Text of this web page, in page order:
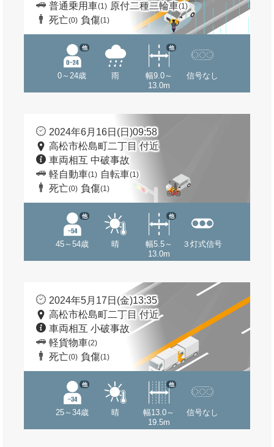
普通乗用車(1) 原付二種二輪車(1)
死亡(0) 負傷(1)
0～24歳
他
雨
幅9.0～
13.0m
他
信号なし
2024年6月16日(日)09:58
高松市松島町二丁目 付近
車両相互 中破事故
軽自動車(1) 自転車(1)
死亡(0) 負傷(1)
45～54歳
他
晴
幅5.5～
13.0m
他
３灯式信号
2024年5月17日(金)13:35
高松市松島町二丁目 付近
車両相互 小破事故
軽貨物車(2)
死亡(0) 負傷(1)
25～34歳
他
晴
幅13.0～
19.5m
他
信号なし